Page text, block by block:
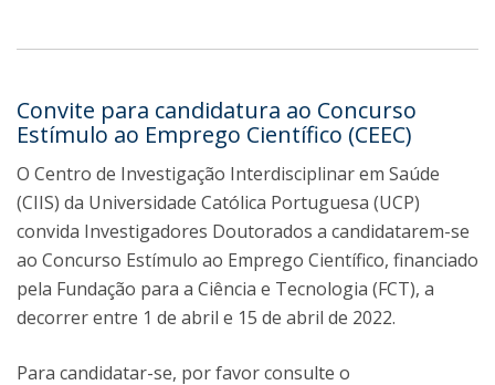
Convite para candidatura ao Concurso
Estímulo ao Emprego Científico (CEEC)
O Centro de Investigação Interdisciplinar em Saúde
(CIIS) da Universidade Católica Portuguesa (UCP)
convida Investigadores Doutorados a candidatarem-se
ao Concurso Estímulo ao Emprego Científico, financiado
pela Fundação para a Ciência e Tecnologia (FCT), a
decorrer entre 1 de abril e 15 de abril de 2022.
Para candidatar-se, por favor consulte o